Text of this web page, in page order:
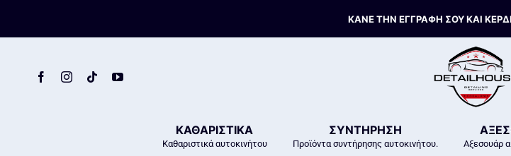
ΚΑΘΑΡΙΣΤΙΚΑ
Καθαριστικά αυτοκινήτου
ΣΥΝΤΗΡΗΣΗ
Προϊόντα συντήρησης αυτοκινήτου. Αξεσουάρ